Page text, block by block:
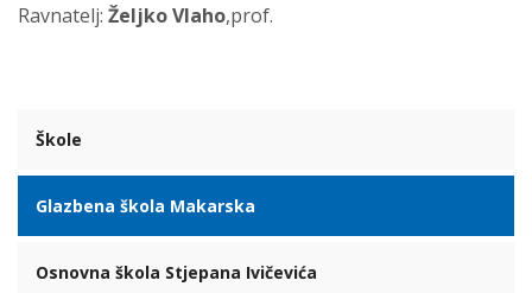
Ravnatelj: Željko Vlaho,prof.
Škole
Glazbena škola Makarska
Osnovna škola Stjepana Ivičevića